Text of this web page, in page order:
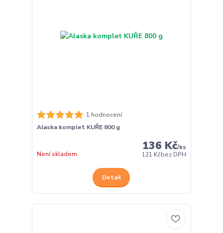
1 hodnocení
Alaska komplet KUŘE 800 g
136 Kč/ks
121 Kčbez DPH
Není skladem
Detail